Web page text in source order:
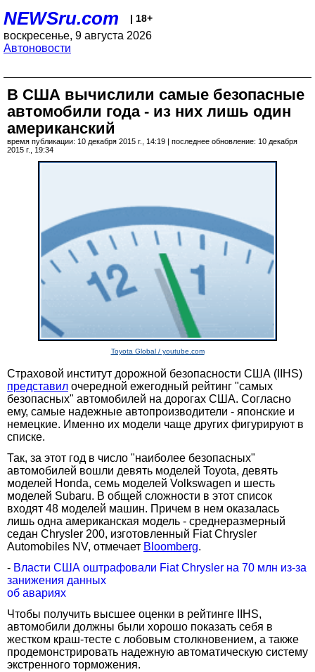
NEWSru.com | 18+
воскресенье, 9 августа 2026
Автоновости
В США вычислили самые безопасные
автомобили года - из них лишь один
американский
время публикации: 10 декабря 2015 г., 14:19 | последнее обновление: 10 декабря
2015 г., 19:34
Toyota Global / youtube.com
Страховой институт дорожной безопасности США (IIHS)
представил очередной ежегодный рейтинг "самых
безопасных" автомобилей на дорогах США. Согласно
ему, самые надежные автопроизводители - японские и
немецкие. Именно их модели чаще других фигурируют в
списке.
Так, за этот год в число "наиболее безопасных"
автомобилей вошли девять моделей Toyota, девять
моделей Honda, семь моделей Volkswagen и шесть
моделей Subaru. В общей сложности в этот список
входят 48 моделей машин. Причем в нем оказалась
лишь одна американская модель - среднеразмерный
седан Chrysler 200, изготовленный Fiat Chrysler
Automobiles NV, отмечает Bloomberg.
- Власти США оштрафовали Fiat Chrysler на 70 млн из-за
занижения данных
об авариях
Чтобы получить высшее оценки в рейтинге IIHS,
автомобили должны были хорошо показать себя в
жестком краш-тесте с лобовым столкновением, а также
продемонстрировать надежную автоматическую систему
экстренного торможения.